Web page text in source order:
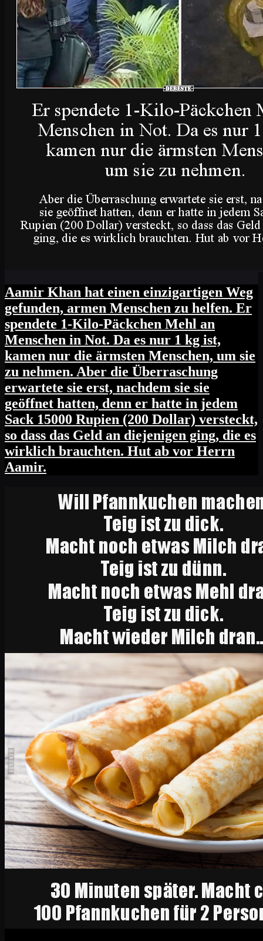
Aamir Khan hat einen einzigartigen Weg
gefunden, armen Menschen zu helfen. Er
spendete 1-Kilo-Päckchen Mehl an
Menschen in Not. Da es nur 1 kg ist,
kamen nur die ärmsten Menschen, um sie
zu nehmen. Aber die Überraschung
erwartete sie erst, nachdem sie sie
geöffnet hatten, denn er hatte in jedem
Sack 15000 Rupien (200 Dollar) versteckt,
so dass das Geld an diejenigen ging, die es
wirklich brauchten. Hut ab vor Herrn
Aamir.